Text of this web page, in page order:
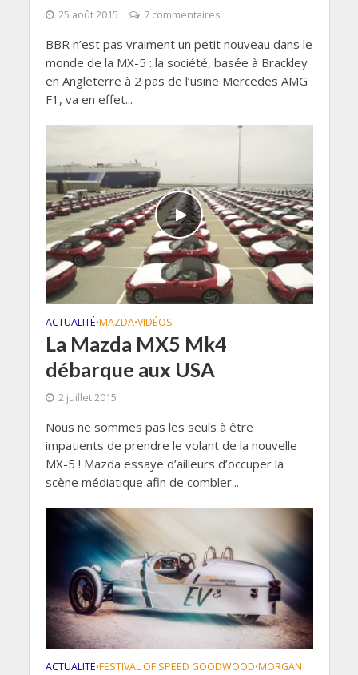
25 août 2015 7 commentaires
BBR n’est pas vraiment un petit nouveau dans le
monde de la MX-5 : la société, basée à Brackley
en Angleterre à 2 pas de l’usine Mercedes AMG
F1, va en effet...
ACTUALITÉ•MAZDA•VIDÉOS
La Mazda MX5 Mk4
débarque aux USA
2 juillet 2015
Nous ne sommes pas les seuls à être
impatients de prendre le volant de la nouvelle
MX-5 ! Mazda essaye d’ailleurs d’occuper la
scène médiatique afin de combler...
ACTUALITÉ•FESTIVAL OF SPEED GOODWOOD•MORGAN